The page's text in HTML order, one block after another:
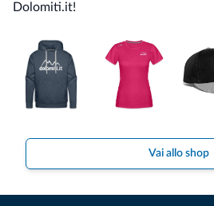
Dolomiti.it!
Vai allo shop